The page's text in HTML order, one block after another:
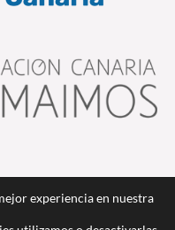
experiencia en nuestra